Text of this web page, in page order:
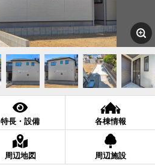
特長・設備 各棟情報
周辺地図 周辺施設